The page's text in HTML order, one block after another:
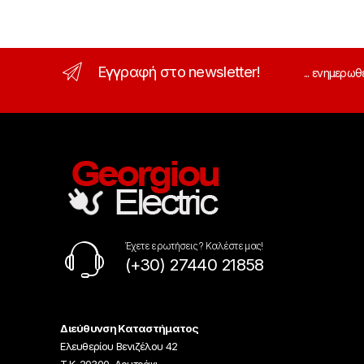
Εγγραφή στο newsletter! ...
Έχετε ερωτήσεις ? Καλέστε μας!
(+30) 27440 21858
Διεύθυνση Καταστήματος
Ελευθερίου Βενιζέλου 42